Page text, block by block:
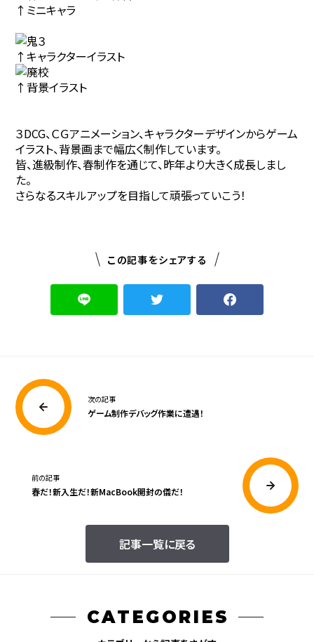
↑ミニキャラ
↑キャラクターイラスト
↑背景イラスト
３DCG、ＣＧアニメーション、キャラクターデザインからゲーム
イラスト、背景画まで幅広く制作しています。
皆、進級制作、春制作を通じて、昨年より大きく成長しまし
た。
さらなるスキルアップを目指して頑張っていこう！
この記事をシェアする
次の記事
ゲーム制作デバッグ作業に遭遇！
記事一覧に戻る
前の記事
春だ！新入生だ！新MacBook開封の儀だ！
CATEGORIES